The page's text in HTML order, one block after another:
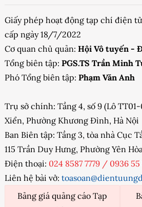
Giấy phép hoạt động tạp chí điện
cấp ngày 18/7/2022
Cơ quan chủ quản: Hội Vô tuyến -
Tổng biên tập: PGS.TS Trần Minh
Phó Tổng biên tập: Phạm Văn Anh
Trụ sở chính: Tầng 4, số 9 (Lô TT01-
Xiển, Phường Khương Đình, Hà Nội
Ban Biên tập: Tầng 3, tòa nhà Cục
115 Trần Duy Hưng, Phường Yên
Điện thoại: 024 8587 7779 / 0936 55
Liên hệ bài vở:
Bảng giá quảng cáo Tạp